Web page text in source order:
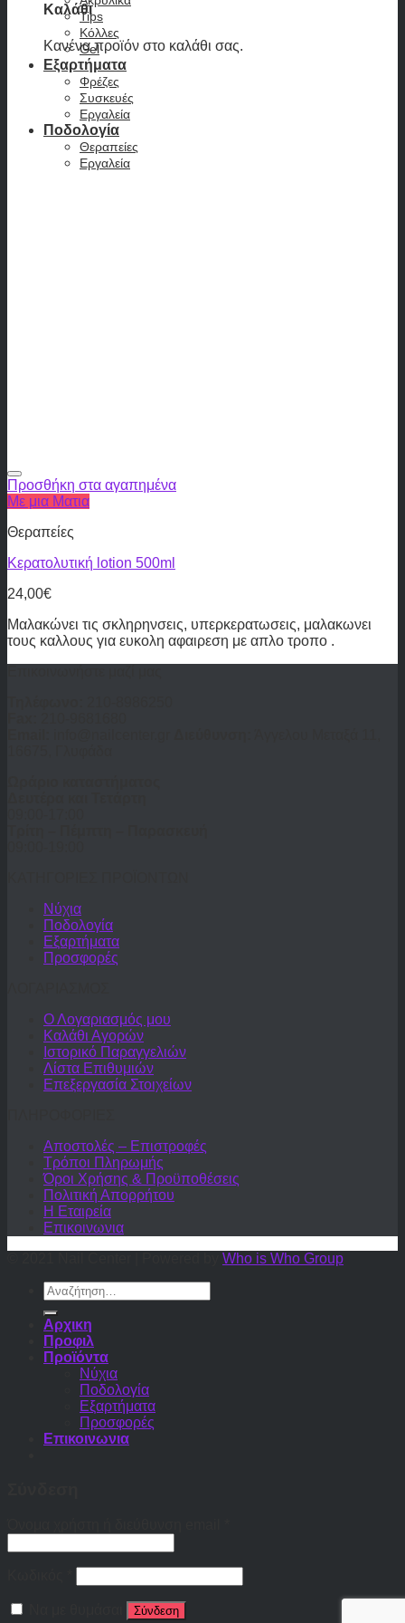
Καλάθι
Κανένα προϊόν στο καλάθι σας.
Tips
Κόλλες
Gel
Εξαρτήματα
Φρέζες
Συσκευές
Εργαλεία
Ποδολογία
Θεραπείες
Εργαλεία
Προσθήκη στα αγαπημένα
Με μια Ματια
Θεραπείες
Κερατολυτική lotion 500ml
24,00€
Μαλακώνει τις σκληρηνσεις, υπερκερατωσεις, μαλακωνει
τους καλλους για ευκολη αφαιρεση με απλο τροπο .
Νύχια
Ποδολογία
Εξαρτήματα
Προσφορές
Ο Λογαριασμός μου
Καλάθι Αγορών
Ιστορικό Παραγγελιών
Λίστα Επιθυμιών
Επεξεργασία Στοιχείων
Αποστολές – Επιστροφές
Τρόποι Πληρωμής
Όροι Χρήσης & Προϋποθέσεις
Πολιτική Απορρήτου
Η Εταιρεία
Επικοινωνια
Who is Who Group
Αναζήτηση
για:
Αρχικη
Προφιλ
Προϊόντα
Νύχια
Ποδολογία
Εξαρτήματα
Προσφορές
Επικοινωνια
Σύνδεση